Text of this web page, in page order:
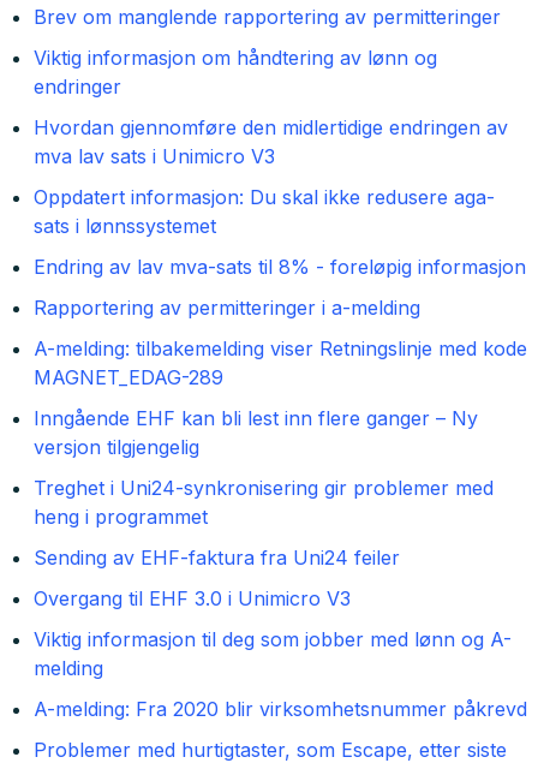
Brev om manglende rapportering av permitteringer
Viktig informasjon om håndtering av lønn og
endringer
Hvordan gjennomføre den midlertidige endringen av
mva lav sats i Unimicro V3
Oppdatert informasjon: Du skal ikke redusere aga-
sats i lønnssystemet
Endring av lav mva-sats til 8% - foreløpig informasjon
Rapportering av permitteringer i a-melding
A-melding: tilbakemelding viser Retningslinje med kode
MAGNET_EDAG-289
Inngående EHF kan bli lest inn flere ganger – Ny
versjon tilgjengelig
Treghet i Uni24-synkronisering gir problemer med
heng i programmet
Sending av EHF-faktura fra Uni24 feiler
Overgang til EHF 3.0 i Unimicro V3
Viktig informasjon til deg som jobber med lønn og A-
melding
A-melding: Fra 2020 blir virksomhetsnummer påkrevd
Problemer med hurtigtaster, som Escape, etter siste